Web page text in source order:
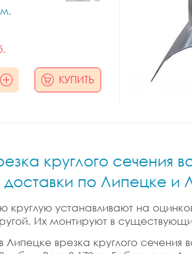
КУПИТЬ
круглого сечения
доставки по Липецке и
круглую устанавливают на
Их монтируют в
Липецке врезка круглого сечения